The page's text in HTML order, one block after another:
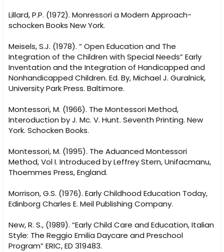
Lillard, P.P. (1972). Monressori a Modern Approach-
schocken Books New York.
Meisels, S.J. (1978). “ Open Education and The
Integration of the Children with Special Needs” Early
Inventation and the Integration of Handicapped and
Nonhandicapped Children. Ed. By, Michael J. Guralnick,
University Park Press. Baltimore.
Montessori, M. (1966). The Montessori Method,
Interoduction by J. Mc. V. Hunt. Seventh Printing. New
York. Schocken Books.
Montessori, M. (1995). The Aduanced Montessori
Method, Vol I. Introduced by Leffrey Stern, Unifacmanu,
Thoemmes Press, England.
Morrison, G.S. (1976). Early Childhood Education Today,
Edinborg Charles E. Meil Publishing Company.
New, R. S., (1989). “Early Child Care and Education, Italian
Style: The Reggio Emilia Daycare and Preschool
Program” ERIC, ED 319483.